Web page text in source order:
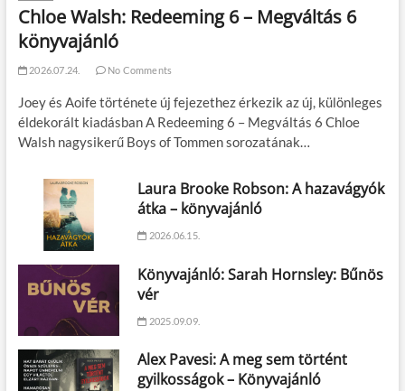
Chloe Walsh: Redeeming 6 – Megváltás 6
könyvajánló
2026.07.24. No Comments
Joey és Aoife története új fejezethez érkezik az új, különleges
éldekorált kiadásban A Redeeming 6 – Megváltás 6 Chloe
Walsh nagysikerű Boys of Tommen sorozatának…
Laura Brooke Robson: A hazavágyók
átka – könyvajánló
2026.06.15.
Könyvajánló: Sarah Hornsley: Bűnös
vér
2025.09.09.
Alex Pavesi: A meg sem történt
gyilkosságok – Könyvajánló